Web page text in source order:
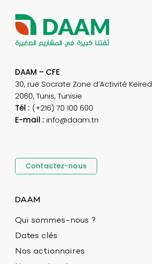
DAAM – CFE
30, rue Socrate Zone d’Activité
2060, Tunis, Tunisie
Tél : (+216) 70 100 600
E-mail : info@daam.tn
Contactez-nous
DAAM
Qui sommes-nous ?
Dates clés
Nos actionnaires